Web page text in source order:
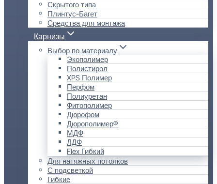
Скрытого типа
Плинтус-Багет
Средства для монтажа
Карнизы
Выбор по материалу
Экополимер
Полистирол
XPS Полимер
Перфом
Полиуретан
Фитополимер
Дюрофом
Дюрополимер®
МДФ
ЛДФ
Flex Гибкий
Для натяжных потолков
С подсветкой
Гибкие